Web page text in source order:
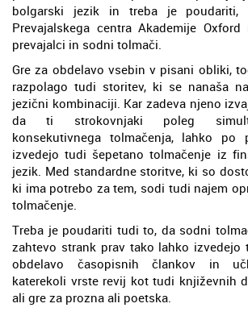
bolgarski jezik in treba je
Prevajalskega centra Akademije
prevajalci in sodni tolmači.
Gre za obdelavo vsebin v pisani obliki,
razpolago tudi storitev, ki se nanaša
jezični kombinaciji. Kar zadeva njeno
da ti strokovnjaki poleg
konsekutivnega tolmačenja, lahko po
izvedejo tudi šepetano tolmačenje iz
jezik. Med standardne storitve, ki so
ki ima potrebo za tem, sodi tudi najem
tolmačenje.
Treba je poudariti tudi to, da sodni
zahtevo strank prav tako lahko izvedejo
obdelavo časopisnih člankov in
katerekoli vrste revij kot tudi književnih
ali gre za prozna ali poetska.